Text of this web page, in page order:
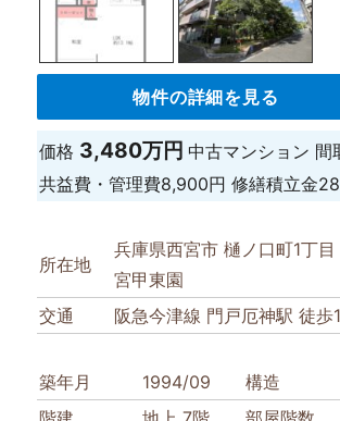
物件の詳細を見る
価格 3,480万円中古マンション 間
共益費・管理費8,900円 修繕積立金
所在地
兵庫県西宮市 樋ノ口町1丁
宮甲東園
交通
阪急今津線 門戸厄神駅 徒歩
築年月 1994/09 構造